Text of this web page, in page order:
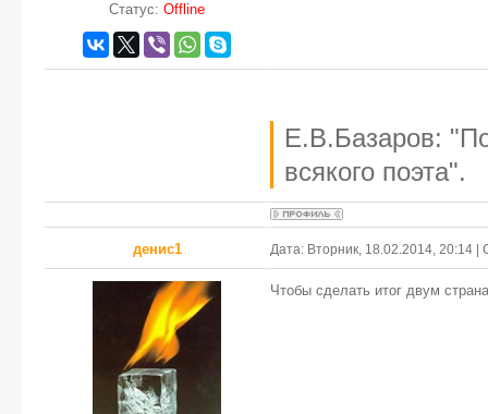
Статус: Offline
Е.В.Базаров:
всякого поэта".
денис1 Дата: Вторник, 18.02.2014, 20:14
Чтобы сделать итог двум